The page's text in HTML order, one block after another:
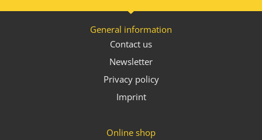
General information
Contact us
Newsletter
Privacy policy
Imprint
Online shop